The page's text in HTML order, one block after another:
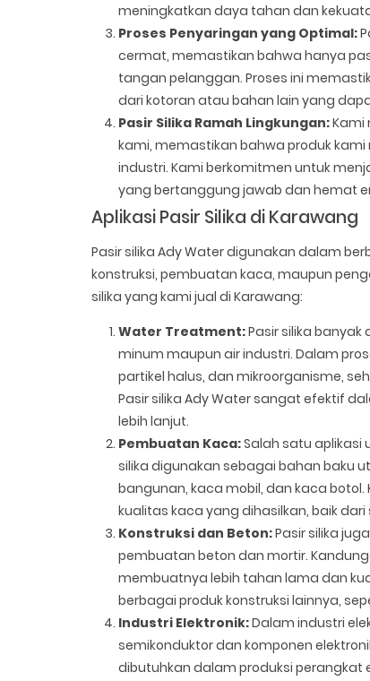
meningkatkan daya tahan dan
Proses Penyaringan yang Optimal:
cermat, memastikan bahwa hanya
tangan pelanggan. Proses ini
dari kotoran atau bahan lain yang
Pasir Silika Ramah Lingkungan:Kami
kami, memastikan bahwa produk
industri. Kami berkomitmen untuk
yang bertanggung jawab dan hemat
Aplikasi Pasir Silika di Karawang
Pasir silika Ady Water digunakan dalam
konstruksi, pembuatan kaca, maupun
silika yang kami jual di Karawang:
Water Treatment:Pasir silika
minum maupun air industri. Dalam
partikel halus, dan mikroorganisme,
Pasir silika Ady Water sangat efektif
lebih lanjut.
Pembuatan Kaca:Salah satu aplikasi
silika digunakan sebagai bahan baku
bangunan, kaca mobil, dan kaca
kualitas kaca yang dihasilkan, baik
Konstruksi dan Beton:Pasir silika
pembuatan beton dan mortir.
membuatnya lebih tahan lama dan
berbagai produk konstruksi lainnya,
Industri Elektronik:Dalam industri
semikonduktor dan komponen
dibutuhkan dalam produksi perangkat